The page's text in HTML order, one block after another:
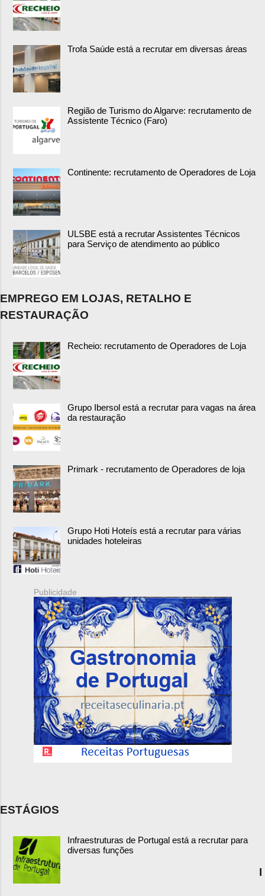
Trofa Saúde está a recrutar em diversas áreas
Região de Turismo do Algarve: recrutamento de
Assistente Técnico (Faro)
Continente: recrutamento de Operadores de Loja
ULSBE está a recrutar Assistentes Técnicos
para Serviço de atendimento ao público
EMPREGO EM LOJAS, RETALHO E
RESTAURAÇÃO
Recheio: recrutamento de Operadores de Loja
Grupo Ibersol está a recrutar para vagas na área
da restauração
Primark - recrutamento de Operadores de loja
Grupo Hoti Hoteís está a recrutar para várias
unidades hoteleiras
Publicidade
ESTÁGIOS
Infraestruturas de Portugal está a recrutar para
diversas funções
I